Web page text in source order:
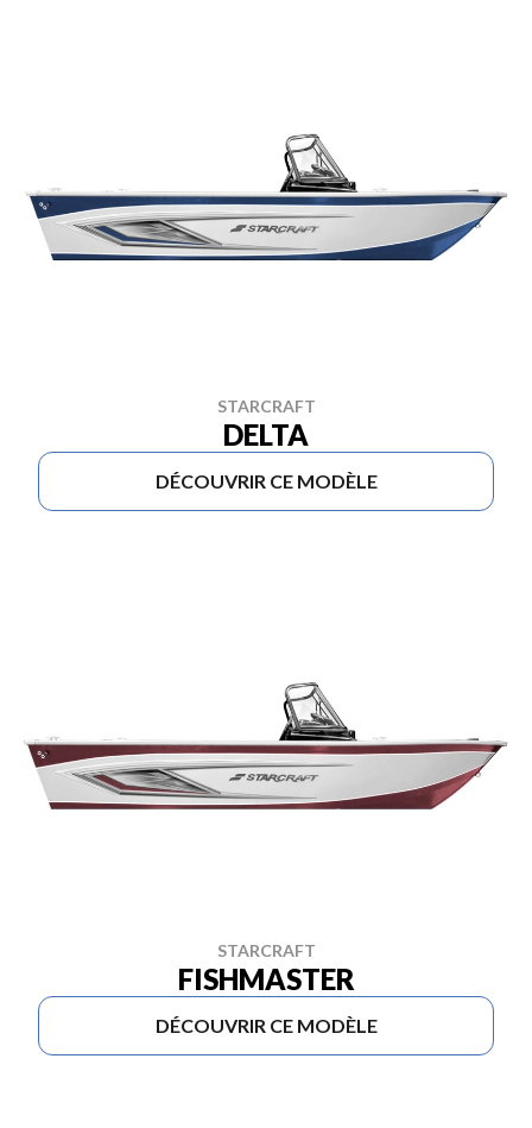
STARCRAFT
DELTA
DÉCOUVRIR CE MODÈLE
STARCRAFT
FISHMASTER
DÉCOUVRIR CE MODÈLE